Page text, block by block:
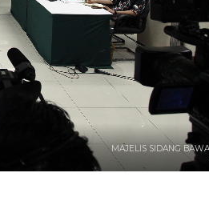
MAJELIS SIDANG